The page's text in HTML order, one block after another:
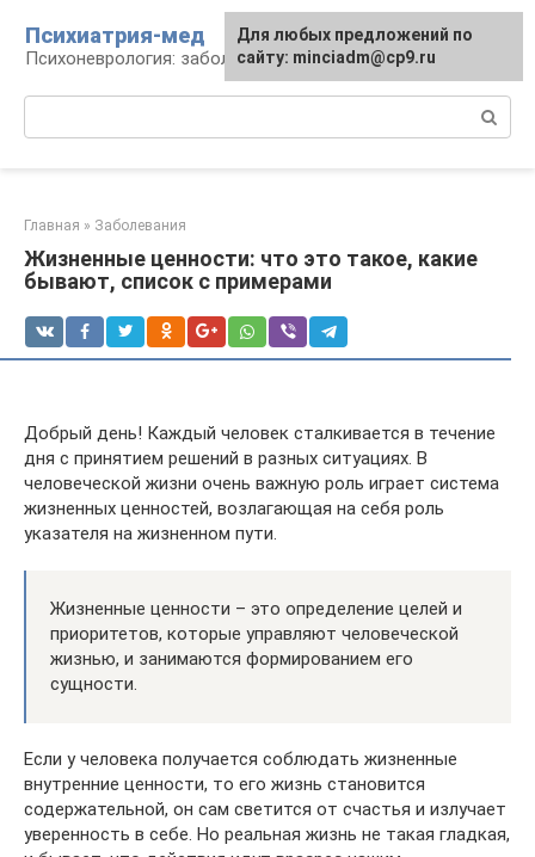
контенту
Психиатрия-мед
Психоневрология: заболевания и терапия
Главная » Заболевания
Жизненные ценности: что это такое, какие
бывают, список с примерами
Добрый день! Каждый человек сталкивается в течение
дня с принятием решений в разных ситуациях. В
человеческой жизни очень важную роль играет система
жизненных ценностей, возлагающая на себя роль
указателя на жизненном пути.
Жизненные ценности – это определение целей и
приоритетов, которые управляют человеческой
жизнью, и занимаются формированием его
сущности.
Если у человека получается соблюдать жизненные
внутренние ценности, то его жизнь становится
содержательной, он сам светится от счастья и излучает
уверенность в себе. Но реальная жизнь не такая гладкая,
Для любых предложений по
сайту: minciadm@cp9.ru